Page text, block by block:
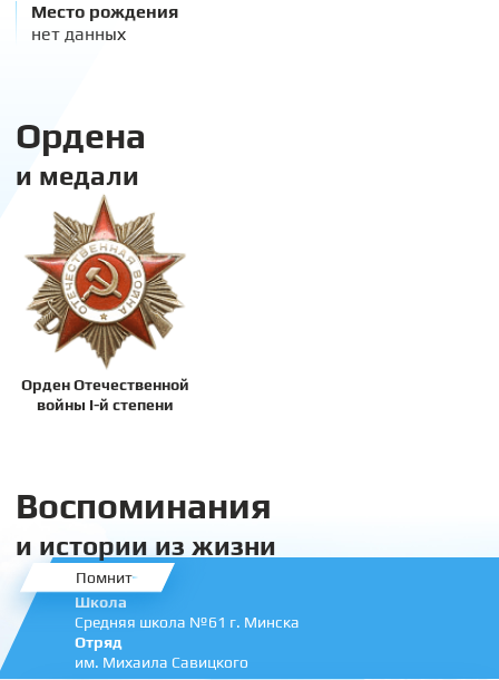
Место рождения
нет данных
Ордена
и медали
Орден Отечественной
войны I-й степени
Воспоминания
и истории из жизни
Помнит
Школа
Средняя школа №61 г. Минска
Отряд
им. Михаила Савицкого